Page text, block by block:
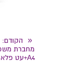
« הקודם:
מחברת
A4+עט פלא